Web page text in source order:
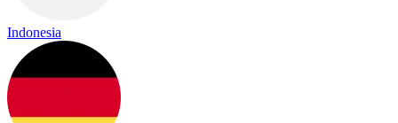
Indonesia